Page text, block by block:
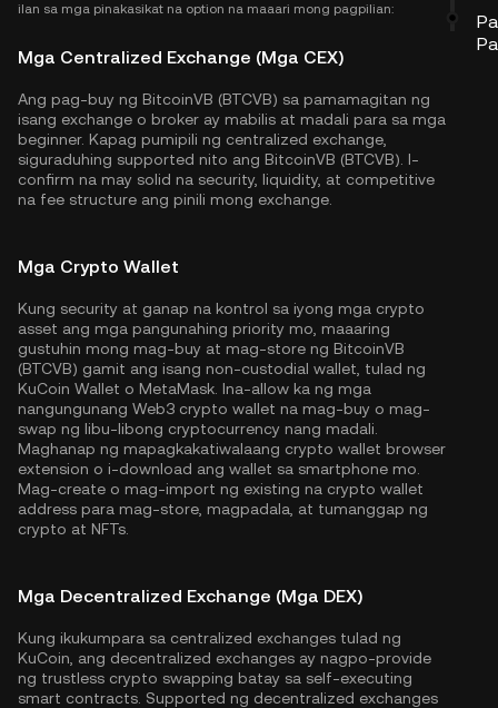
ilan sa mga pinakasikat na option na maaari mong pagpilian:
Mga Centralized Exchange (Mga CEX)
Ang pag-buy ng BitcoinVB (BTCVB) sa pamamagitan ng
isang exchange o broker ay mabilis at madali para sa mga
beginner. Kapag pumipili ng centralized exchange,
siguraduhing supported nito ang BitcoinVB (BTCVB). I-
confirm na may solid na security, liquidity, at competitive
na fee structure ang pinili mong exchange.
Mga Crypto Wallet
Kung security at ganap na kontrol sa iyong mga crypto
asset ang mga pangunahing priority mo, maaaring
gustuhin mong mag-buy at mag-store ng BitcoinVB
(BTCVB) gamit ang isang non-custodial wallet, tulad ng
KuCoin Wallet o MetaMask. Ina-allow ka ng mga
nangungunang Web3 crypto wallet na mag-buy o mag-
swap ng libu-libong cryptocurrency nang madali.
Maghanap ng mapagkakatiwalaang crypto wallet browser
extension o i-download ang wallet sa smartphone mo.
Mag-create o mag-import ng existing na crypto wallet
address para mag-store, magpadala, at tumanggap ng
crypto at NFTs.
Mga Decentralized Exchange (Mga DEX)
Kung ikukumpara sa centralized exchanges tulad ng
KuCoin, ang decentralized exchanges ay nagpo-provide
ng trustless crypto swapping batay sa self-executing
smart contracts. Supported ng decentralized exchanges